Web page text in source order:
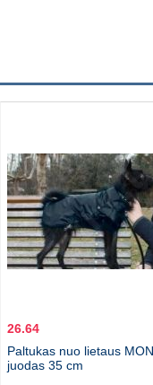
26.64
Paltukas nuo lietaus
juodas 35 cm